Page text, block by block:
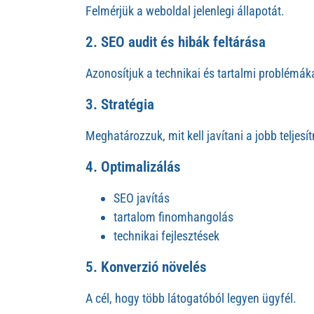
Felmérjük a weboldal jelenlegi állapotát.
2. SEO audit és hibák feltárása
Azonosítjuk a technikai és tartalmi
3. Stratégia
Meghatározzuk, mit kell javítani a jobb
4. Optimalizálás
SEO javítás
tartalom finomhangolás
technikai fejlesztések
5. Konverzió növelés
A cél, hogy több látogatóból legyen ügyfél.